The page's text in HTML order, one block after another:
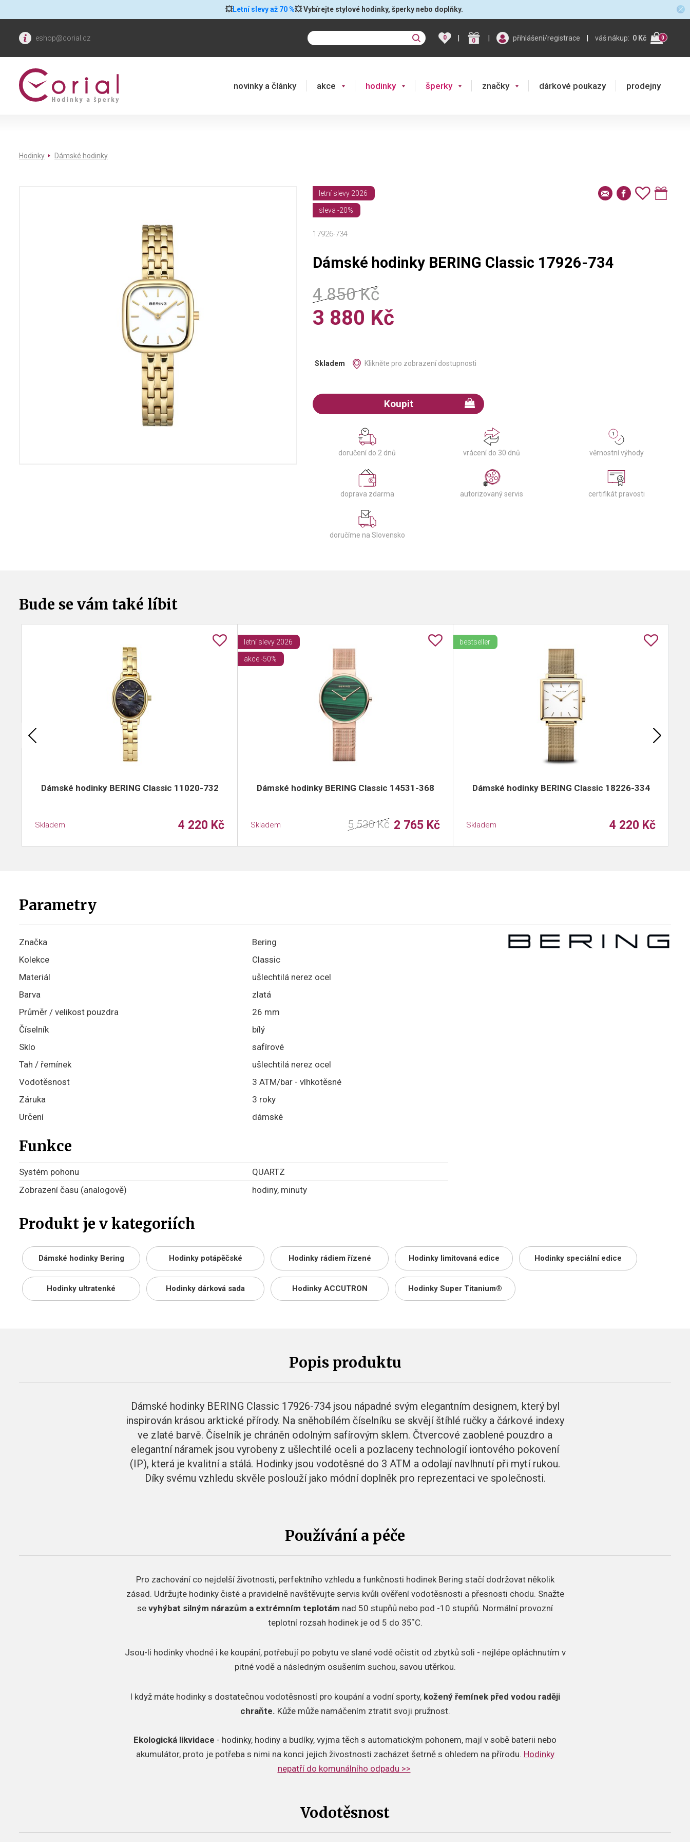
💥Letní slevy až 70 %💥 Vybírejte stylové hodinky, šperky nebo doplňky.
eshop@corial.cz 0 | 0 | přihlášení/registrace | váš nákup: 0 Kč 0
novinky a články akce hodinky šperky značky dárkové poukazy prodejny
Hodinky Dámské hodinky
letní slevy 2026
sleva -20%
17926-734
Dámské hodinky BERING Classic 17926-734
4 850 Kč
3 880 Kč
Skladem Klikněte pro zobrazení dostupnosti
Koupit
doručení do 2 dnů vrácení do 30 dnů věrnostní výhody
doprava zdarma autorizovaný servis certifikát pravosti
doručíme na Slovensko
Bude se vám také líbit
Dámské hodinky BERING Classic 11020-732
Skladem 4 220 Kč
Dámské hodinky BERING Classic 14531-368
letní slevy 2026
akce -50%
Skladem 5 530 Kč 2 765 Kč
Dámské hodinky BERING Classic 18226-334
bestseller
Skladem 4 220 Kč
Parametry
Značka
Bering
Kolekce
Classic
Materiál
ušlechtilá nerez ocel
Barva
zlatá
Průměr / velikost pouzdra
26 mm
Číselník
bílý
Sklo
safírové
Tah / řemínek
ušlechtilá nerez ocel
Vodotěsnost
3 ATM/bar - vlhkotěsné
Záruka
3 roky
Určení
dámské
Funkce
Systém pohonu
QUARTZ
Zobrazení času (analogově)
hodiny, minuty
Produkt je v kategoriích
Dámské hodinky Bering Hodinky potápěčské Hodinky rádiem řízené Hodinky limitovaná edice Hodinky speciální edice
Hodinky ultratenké Hodinky dárková sada Hodinky ACCUTRON Hodinky Super Titanium®
Popis produktu
Dámské hodinky BERING Classic 17926-734 jsou nápadné svým elegantním designem, který byl
inspirován krásou arktické přírody. Na sněhobílém číselníku se skvějí štíhlé ručky a čárkové indexy
ve zlaté barvě. Číselník je chráněn odolným safírovým sklem. Čtvercové zaoblené pouzdro a
elegantní náramek jsou vyrobeny z ušlechtilé oceli a pozlaceny technologií iontového pokovení
(IP), která je kvalitní a stálá. Hodinky jsou vodotěsné do 3 ATM a odolají navlhnutí při mytí rukou.
Díky svému vzhledu skvěle poslouží jako módní doplněk pro reprezentaci ve společnosti.
Používání a péče
Pro zachování co nejdelší životnosti, perfektního vzhledu a funkčnosti hodinek Bering stačí dodržovat několik
zásad. Udržujte hodinky čisté a pravidelně navštěvujte servis kvůli ověření vodotěsnosti a přesnosti chodu. Snažte
se vyhýbat silným nárazům a extrémním teplotám nad 50 stupňů nebo pod -10 stupňů. Normální provozní
teplotní rozsah hodinek je od 5 do 35˚C.
Jsou-li hodinky vhodné i ke koupání, potřebují po pobytu ve slané vodě očistit od zbytků soli - nejlépe opláchnutím v
pitné vodě a následným osušením suchou, savou utěrkou.
I když máte hodinky s dostatečnou vodotěsností pro koupání a vodní sporty, kožený řemínek před vodou raději
chraňte. Kůže může namáčením ztratit svoji pružnost.
Ekologická likvidace - hodinky, hodiny a budíky, vyjma těch s automatickým pohonem, mají v sobě baterii nebo
akumulátor, proto je potřeba s nimi na konci jejich živostnosti zacházet šetrně s ohledem na přírodu. Hodinky
nepatří do komunálního odpadu >>
Vodotěsnost